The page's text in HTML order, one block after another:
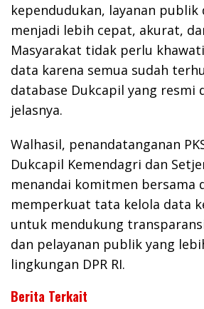
kependudukan, layanan publik
menjadi lebih cepat, akurat,
Masyarakat tidak perlu
data karena semua sudah
database Dukcapil yang resmi
jelasnya.
Walhasil, penandatanganan
Dukcapil Kemendagri dan
menandai komitmen bersama
memperkuat tata kelola data
untuk mendukung
dan pelayanan publik yang
lingkungan DPR RI.
Berita Terkait